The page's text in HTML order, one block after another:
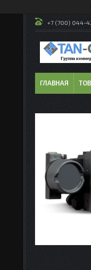
+7 (700) 044-
ГЛАВНАЯ